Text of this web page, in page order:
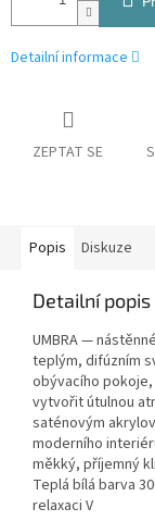
Detailní informace
ZEPTAT SE
Popis Diskuze
Detailní
UMBRA —
teplým, difúzním
obývacího
vytvořit útulnou
saténovým
moderního
měkký, příjemný
Teplá bílá barva
relaxaci V